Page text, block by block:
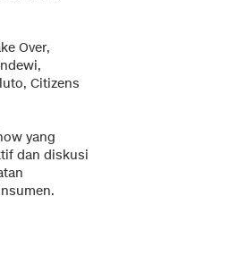
Over,
Citizens
yang
dan diskusi